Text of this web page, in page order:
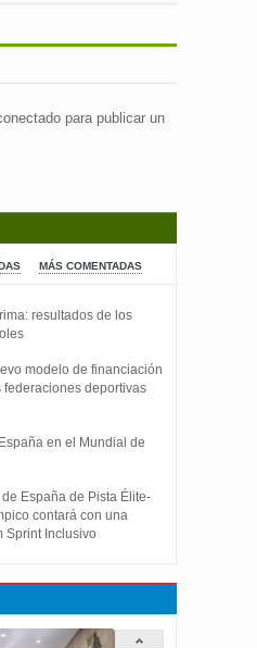
para publicar un
MÁS COMENTADAS
resultados de los
modelo de financiación
deportivas
en el Mundial de
España de Pista Élite-
contará con una
Sprint Inclusivo